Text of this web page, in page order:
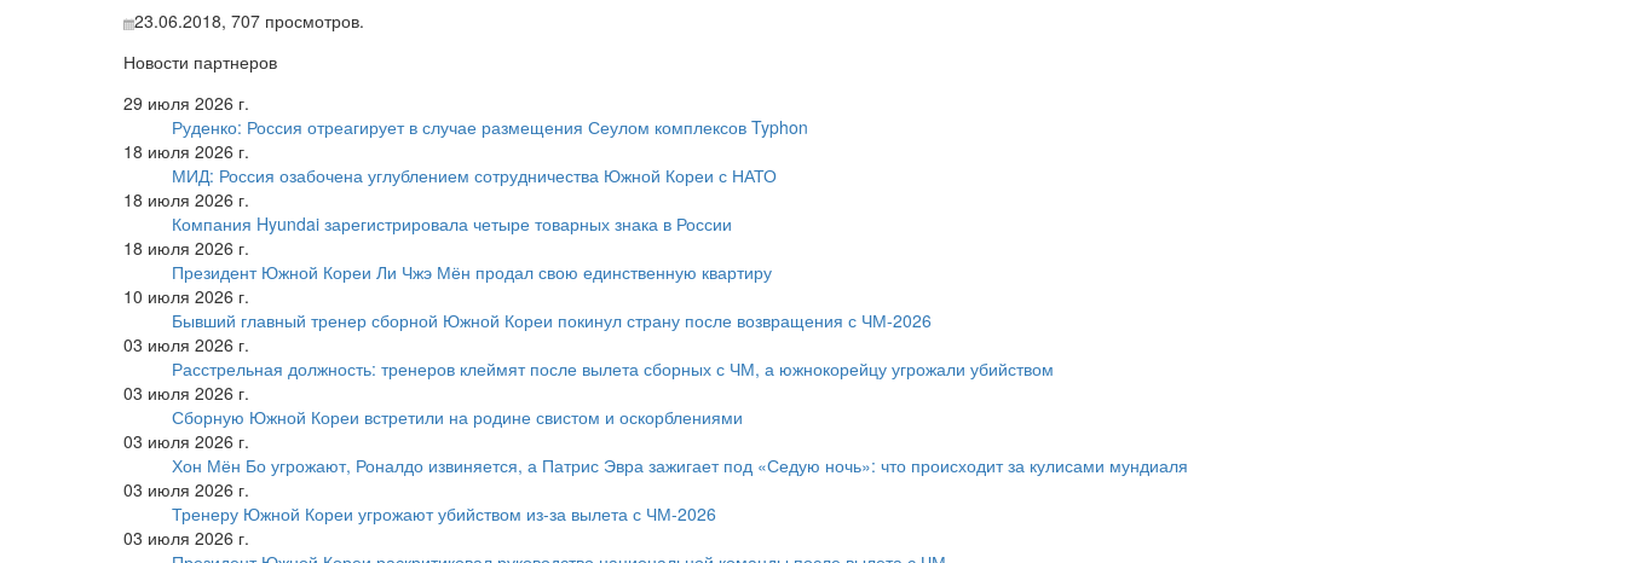
23.06.2018, 707 просмотров.
Новости партнеров
29 июля 2026 г.
Руденко: Россия отреагирует в случае размещения Сеулом комплексов Typhon
18 июля 2026 г.
МИД: Россия озабочена углублением сотрудничества Южной Кореи с НАТО
18 июля 2026 г.
Компания Hyundai зарегистрировала четыре товарных знака в России
18 июля 2026 г.
Президент Южной Кореи Ли Чжэ Мён продал свою единственную квартиру
10 июля 2026 г.
Бывший главный тренер сборной Южной Кореи покинул страну после возвращения с ЧМ-2026
03 июля 2026 г.
Расстрельная должность: тренеров клеймят после вылета сборных с ЧМ, а южнокорейцу угрожали убийством
03 июля 2026 г.
Сборную Южной Кореи встретили на родине свистом и оскорблениями
03 июля 2026 г.
Хон Мён Бо угрожают, Роналдо извиняется, а Патрис Эвра зажигает под «Седую ночь»: что происходит за кулисами мундиаля
03 июля 2026 г.
Тренеру Южной Кореи угрожают убийством из-за вылета с ЧМ-2026
03 июля 2026 г.